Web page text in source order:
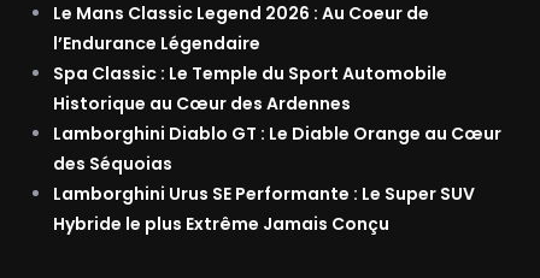
Le Mans Classic Legend 2026 : Au Coeur de
l’Endurance Légendaire
Spa Classic : Le Temple du Sport Automobile
Historique au Cœur des Ardennes
Lamborghini Diablo GT : Le Diable Orange au Cœur
des Séquoias
Lamborghini Urus SE Performante : Le Super SUV
Hybride le plus Extrême Jamais Conçu